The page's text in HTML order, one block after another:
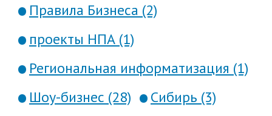
Правила Бизнеса (2)
проекты НПА (1)
Региональная информатизация (1)
Шоу-бизнес (28)
Сибирь (3)